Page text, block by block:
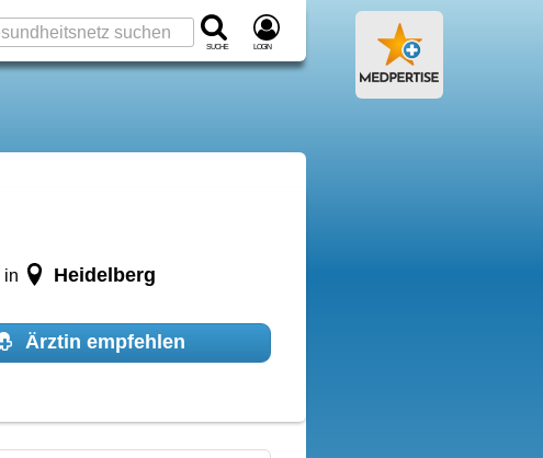
Suche Login
in Heidelberg
Ärztin empfehlen